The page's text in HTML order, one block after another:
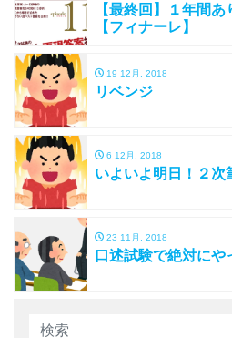
【最終回】１年間
【フィナーレ】
19 12月, 2018
リベンジ
6 12月, 2018
いよいよ明日！２次
23 11月, 2018
口述試験で絶対にや